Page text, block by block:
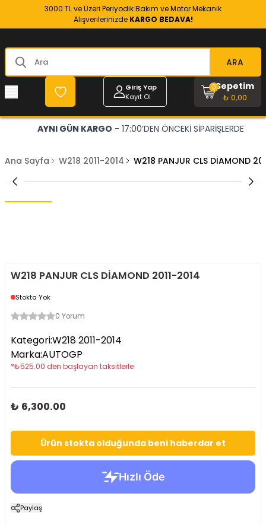
3000 TL ve Üzeri Periyodik Bakım ve Motor Mekanik
Alışverilerinizde KARGO BEDAVA!
ARA
Giriş Yap
Kayıt Ol
Sepetim
₺ 0,00
0
AYNI GÜN KARGO - 17:00’DEN ÖNCEKİ SİPARİŞLERDE
Ana Sayfa W218 2011-2014 W218 PANJUR CLS DİAMOND
W218 PANJUR CLS DİAMOND 2011-2014
Stokta Yok
0 Yorum
Kategori:W218 2011-2014
Marka:AUTOGP
*₺525.00 den başlayan taksitlerle
₺ 6,300.00
Ürün stokta olduğunda beni haberdar et
Paylaş